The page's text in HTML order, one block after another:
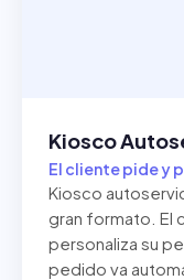
Kiosco
El cliente pide y
Kiosco
gran formato. El
personaliza su
pedido va